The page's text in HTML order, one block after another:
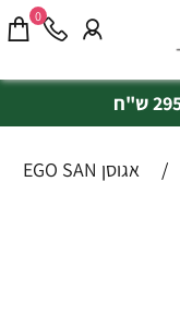
0
/ אגוסן EGO SAN